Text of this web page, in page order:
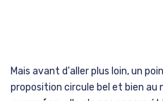
Mais avant d'aller plus loin, un
proposition circule bel et bien au